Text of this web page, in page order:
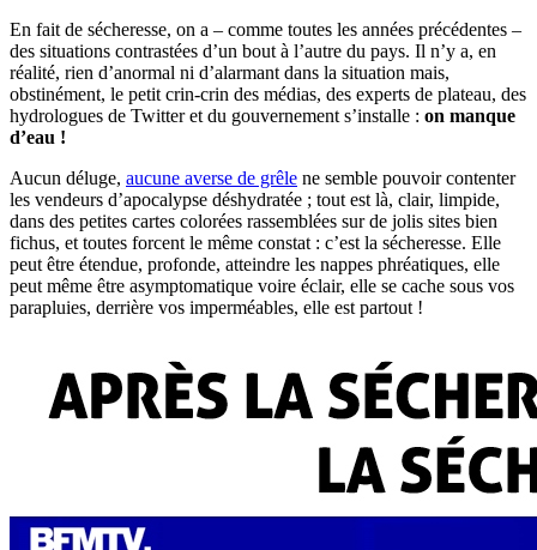
En fait de sécheresse, on a – comme toutes les années précédentes –
des situations contrastées d’un bout à l’autre du pays. Il n’y a, en
réalité, rien d’anormal ni d’alarmant dans la situation mais,
obstinément, le petit crin-crin des médias, des experts de plateau, des
hydrologues de Twitter et du gouvernement s’installe : on manque
d’eau !
Aucun déluge, aucune averse de grêle ne semble pouvoir contenter
les vendeurs d’apocalypse déshydratée ; tout est là, clair, limpide,
dans des petites cartes colorées rassemblées sur de jolis sites bien
fichus, et toutes forcent le même constat : c’est la sécheresse. Elle
peut être étendue, profonde, atteindre les nappes phréatiques, elle
peut même être asymptomatique voire éclair, elle se cache sous vos
parapluies, derrière vos imperméables, elle est partout !